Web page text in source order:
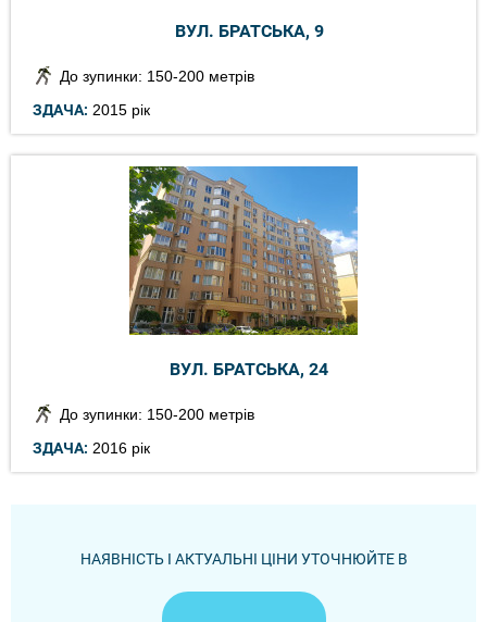
ВУЛ. БРАТСЬКА, 9
До зупинки: 150-200 метрів
ЗДАЧА: 2015 рік
ВУЛ. БРАТСЬКА, 24
До зупинки: 150-200 метрів
ЗДАЧА: 2016 рік
НАЯВНІСТЬ І АКТУАЛЬНІ ЦІНИ УТОЧНЮЙТЕ В